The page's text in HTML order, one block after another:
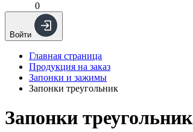
0
Войти
Главная страница
Продукция на заказ
Запонки и зажимы
Запонки треугольник
Запонки треугольник